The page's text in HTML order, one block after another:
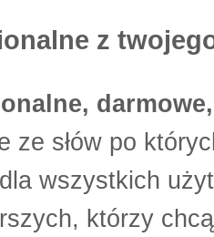
z
ze słów po
wszystkich
którzy